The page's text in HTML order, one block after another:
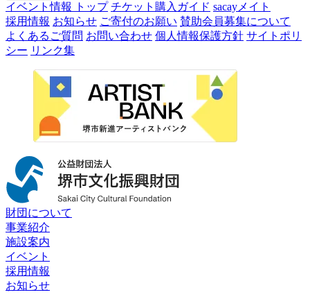
イベント情報 トップ チケット購入ガイド sacayメイト
採用情報 お知らせ ご寄付のお願い 賛助会員募集について
よくあるご質問 お問い合わせ 個人情報保護方針 サイトポリ
シー リンク集
財団について
事業紹介
施設案内
イベント
採用情報
お知らせ